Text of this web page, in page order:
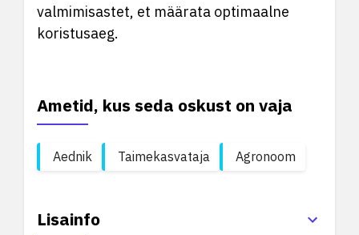
valmimisastet, et määrata optimaalne
koristusaeg.
Ametid, kus seda oskust on vaja
Aednik Taimekasvataja Agronoom
Lisainfo